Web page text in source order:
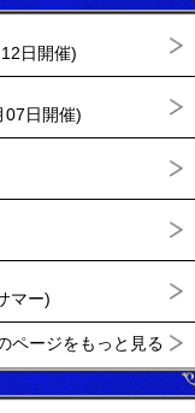
日開催)
07日開催)
マー)
ページをもっと見る